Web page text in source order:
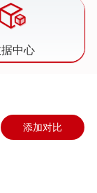
中心
添加对比